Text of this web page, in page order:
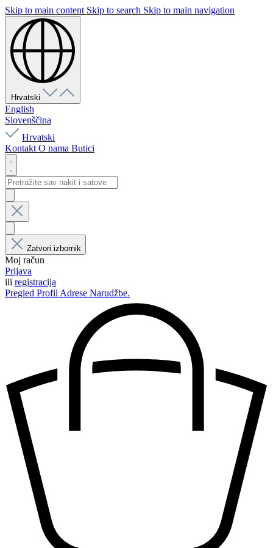
Skip to main content Skip to search Skip to main navigation
Hrvatski
English
Slovenščina
Hrvatski
Kontakt O nama Butici
Zatvori izbornik
Moj račun
Prijava
ili registracija
Pregled Profil Adrese Narudžbe.